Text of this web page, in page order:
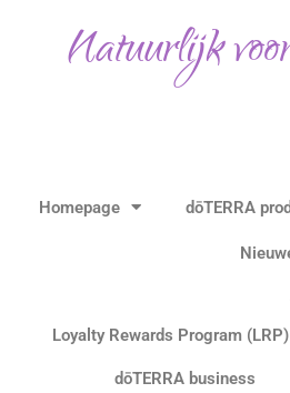
Natuurlijk
Homepage dōTERRA
Loyalty Rewards Program (LRP)
dōTERRA business
op
populariteit